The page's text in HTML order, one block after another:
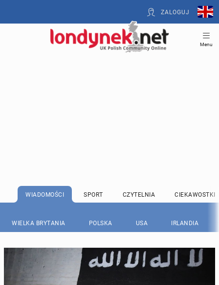
ZALOGUJ
Menu
WIADOMOŚCI SPORT CZYTELNIA CIEKAWOSTKI
WIELKA BRYTANIA POLSKA USA IRLANDIA